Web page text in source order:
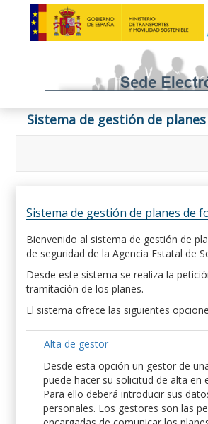
Sistema de gestión de
Sistema de gestión de planes de
Bienvenido al sistema de gestión de
de seguridad de la Agencia Estatal de
Desde este sistema se realiza la
tramitación de los planes.
El sistema ofrece las siguientes
Alta de gestor
Desde esta opción un gestor de
puede hacer su solicitud de alta en
Para ello deberá introducir sus
personales. Los gestores son las